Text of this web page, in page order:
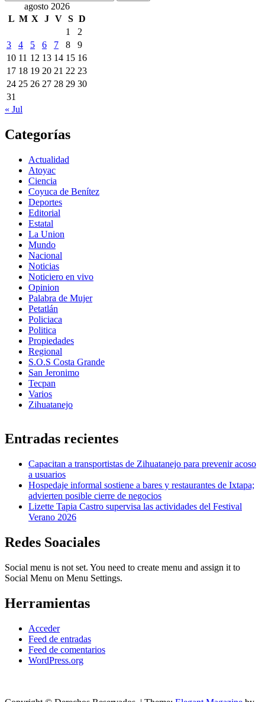
agosto 2026
L M X J V S D
1
2
3
4 5 6 7 8
9
10 11 12 13 14 15 16
17 18 19 20 21 22 23
24 25 26 27 28 29 30
31
« Jul
Categorías
Actualidad
Atoyac
Ciencia
Coyuca de Benítez
Deportes
Editorial
Estatal
La Union
Mundo
Nacional
Noticias
Noticiero en vivo
Opinion
Palabra de Mujer
Petatlán
Policiaca
Politica
Propiedades
Regional
S.O.S Costa Grande
San Jeronimo
Tecpan
Varios
Zihuatanejo
Entradas recientes
Capacitan a transportistas de Zihuatanejo para prevenir acoso
a usuarios
Hospedaje informal sostiene a bares y restaurantes de Ixtapa;
advierten posible cierre de negocios
Lizette Tapia Castro supervisa las actividades del Festival
Verano 2026
Redes Soaciales
Social menu is not set. You need to create menu and assign it to
Social Menu on Menu Settings.
Herramientas
Acceder
Feed de entradas
Feed de comentarios
WordPress.org